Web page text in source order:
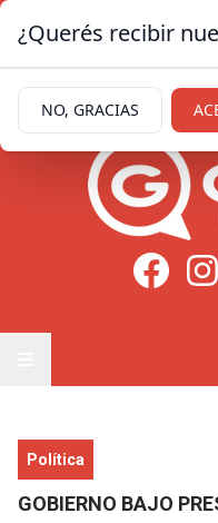
Política
GOBIERNO BAJO
¿Querés recibir
NO, GRACIAS